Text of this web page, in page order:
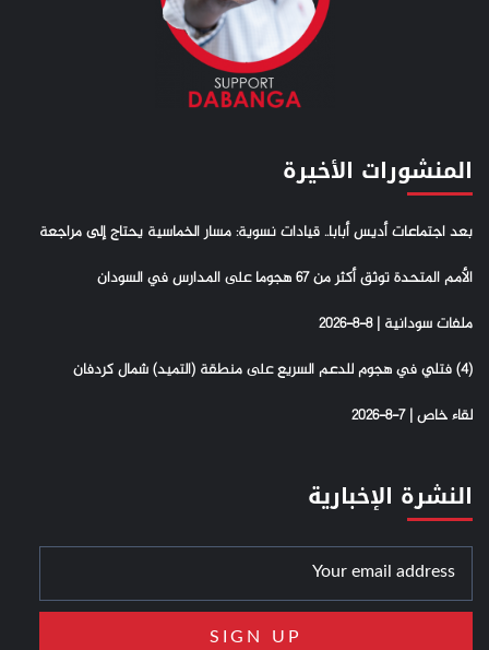
المنشورات الأخيرة
بعد اجتماعات أديس أبابا.. قيادات نسوية: مسار الخماسية يحتاج إلى مراجعة
الأمم المتحدة توثق أكثر من 67 هجوما على المدارس في السودان
ملفات سودانية | 8-8-2026
(4) فتلي في هجوم للدعم السريع على منطقة (التميد) شمال كردفان
لقاء خاص | 7-8-2026
النشرة الإخبارية